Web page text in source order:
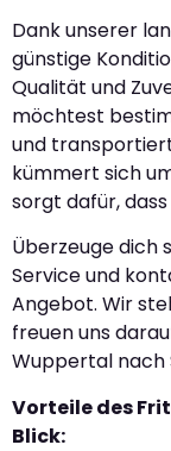
Dank unserer
günstige
Qualität und
möchtest
und
kümmert sich
sorgt dafür,
Überzeuge dich
Service und
Angebot. Wir
freuen uns
Wuppertal nach
Vorteile des
Blick: